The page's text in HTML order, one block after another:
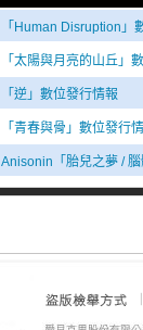
「Human Disruption」
「太陽與月亮的山丘」
「逆」數位發行情報
「青春與骨」數位發行
Anisonin「胎兒之夢 /